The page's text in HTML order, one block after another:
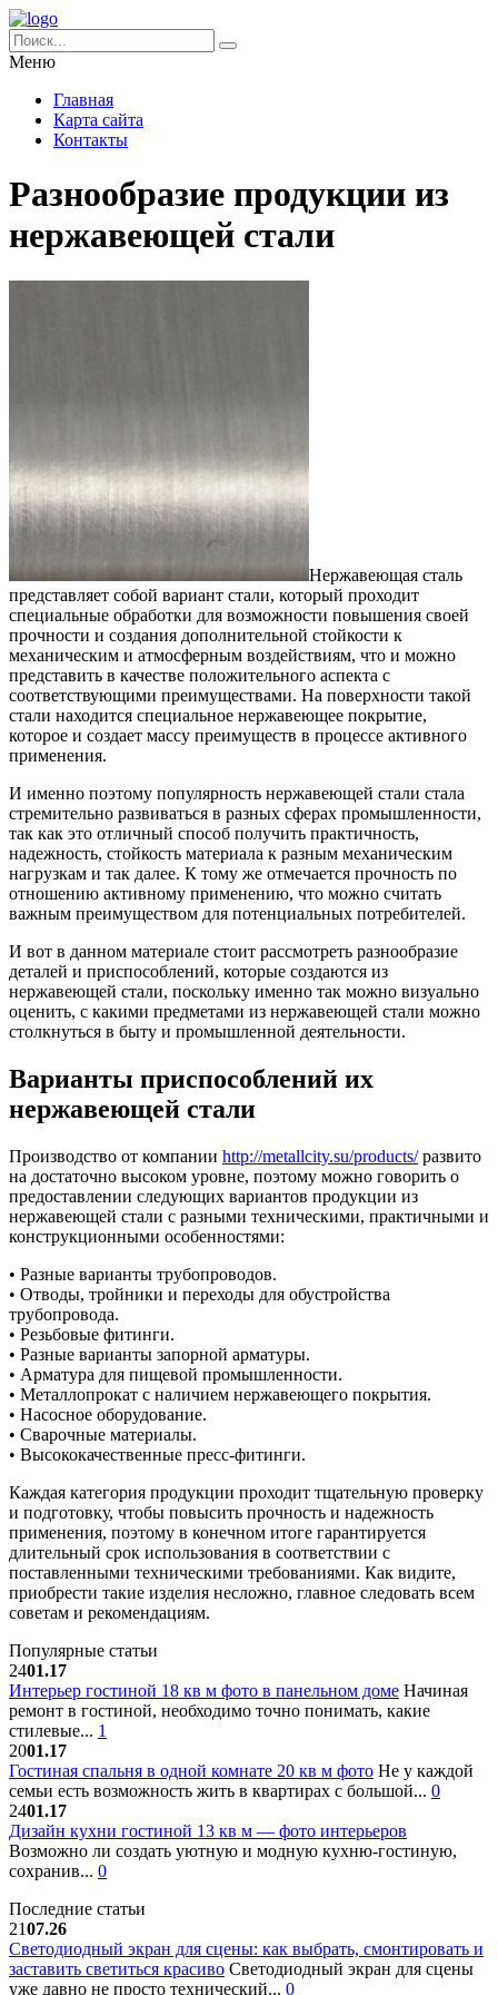
Меню
Главная
Карта сайта
Контакты
Разнообразие продукции из
нержавеющей стали
Нержавеющая сталь
представляет собой вариант стали, который проходит
специальные обработки для возможности повышения своей
прочности и создания дополнительной стойкости к
механическим и атмосферным воздействиям, что и можно
представить в качестве положительного аспекта с
соответствующими преимуществами. На поверхности такой
стали находится специальное нержавеющее покрытие,
которое и создает массу преимуществ в процессе активного
применения.
И именно поэтому популярность нержавеющей стали стала
стремительно развиваться в разных сферах промышленности,
так как это отличный способ получить практичность,
надежность, стойкость материала к разным механическим
нагрузкам и так далее. К тому же отмечается прочность по
отношению активному применению, что можно считать
важным преимуществом для потенциальных потребителей.
И вот в данном материале стоит рассмотреть разнообразие
деталей и приспособлений, которые создаются из
нержавеющей стали, поскольку именно так можно визуально
оценить, с какими предметами из нержавеющей стали можно
столкнуться в быту и промышленной деятельности.
Варианты приспособлений их
нержавеющей стали
Производство от компании http://metallcity.su/products/развито
на достаточно высоком уровне, поэтому можно говорить о
предоставлении следующих вариантов продукции из
нержавеющей стали с разными техническими, практичными и
конструкционными особенностями:
• Разные варианты трубопроводов.
• Отводы, тройники и переходы для обустройства
трубопровода.
• Резьбовые фитинги.
• Разные варианты запорной арматуры.
• Арматура для пищевой промышленности.
• Металлопрокат с наличием нержавеющего покрытия.
• Насосное оборудование.
• Сварочные материалы.
• Высококачественные пресс-фитинги.
Каждая категория продукции проходит тщательную проверку
и подготовку, чтобы повысить прочность и надежность
применения, поэтому в конечном итоге гарантируется
длительный срок использования в соответствии с
поставленными техническими требованиями. Как видите,
приобрести такие изделия несложно, главное следовать всем
советам и рекомендациям.
Популярные статьи
2401.17
Интерьер гостиной 18 кв м фото в панельном доме Начиная
ремонт в гостиной, необходимо точно понимать, какие
стилевые... 1
2001.17
Гостиная спальня в одной комнате 20 кв м фото Не у каждой
семьи есть возможность жить в квартирах с большой... 0
2401.17
Дизайн кухни гостиной 13 кв м — фото интерьеров
Возможно ли создать уютную и модную кухню-гостиную,
сохранив... 0
Последние статьи
2107.26
Светодиодный экран для сцены: как выбрать, смонтировать и
заставить светиться красиво Светодиодный экран для сцены
уже давно не просто технический... 0